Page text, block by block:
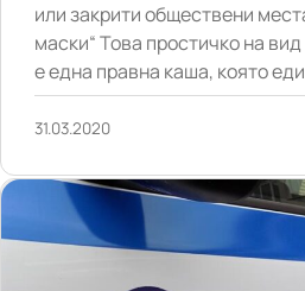
или закрити обществени
маски“ Това простичко на
е една правна каша, която
31.03.2020